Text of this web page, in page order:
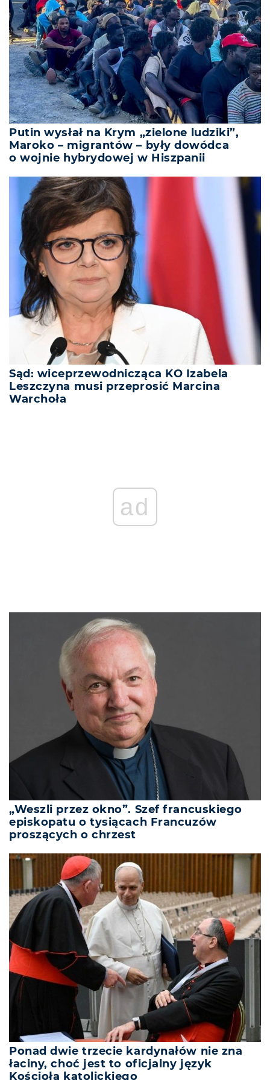
Putin wysłał na Krym „zielone ludziki”,
Maroko – migrantów – były dowódca
o wojnie hybrydowej w Hiszpanii
Sąd: wiceprzewodnicząca KO Izabela
Leszczyna musi przeprosić Marcina
Warchoła
ad
„Weszli przez okno”. Szef francuskiego
episkopatu o tysiącach Francuzów
proszących o chrzest
Ponad dwie trzecie kardynałów nie zna
łaciny, choć jest to oficjalny język
Kościoła katolickiego